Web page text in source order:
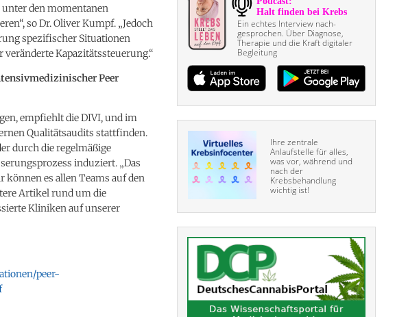
den momentanen
so Dr. Oliver Kumpf. „Jedoch
spezifischer Situationen
Kapazitätssteuerung.“
Peer
empfiehlt die DIVI, und im
Qualitätsaudits stattfinden.
durch die regelmäßige
induziert. „Das
können es allen Teams auf den
Artikel rund um die
Kliniken auf unserer
peer-
Ein echtes Interview nach­
gesprochen. Über Diagnose,
Therapie und die Kraft digitaler
Begleitung
Ihre zentrale
Anlaufstelle für alles,
was vor, während und
nach der
Krebsbehandlung
wichtig ist!